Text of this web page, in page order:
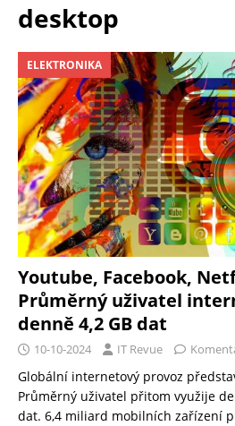
desktop
ELEKTRONIKA
Youtube, Facebook,
Průměrný uživatel
denně 4,2 GB dat
10-10-2024 IT Revue
Globální internetový provoz
Průměrný uživatel přitom využije
dat. 6,4 miliard mobilních zařízení